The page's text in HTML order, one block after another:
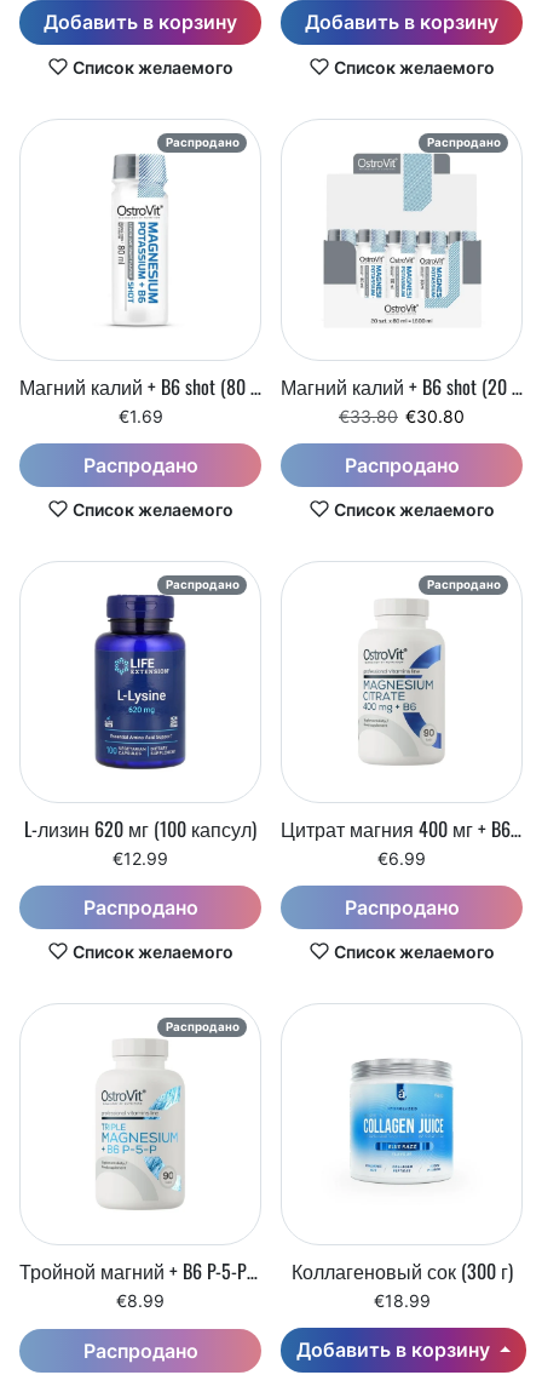
Добавить в корзину
Список желаемого
Добавить в корзину
Список желаемого
Распродано
Магний калий + B6 shot (80 мл)
€1.69
Распродано
Список желаемого
Распродано
Магний калий + B6 shot (20 x 80 мл)
Регулярная цена
€33.80 Цена со
€30.80
Распродано
Список желаемого
Распродано
L-лизин 620 мг (100 капсул)
€12.99
Распродано
Список желаемого
Распродано
Цитрат магния 400 мг + B6 (90 таблеток)
€6.99
Распродано
Список желаемого
Распродано
Тройной магний + B6 P-5-P (90 капсул)
€8.99
Распродано
Коллагеновый сок (300 г)
€18.99
Добавить в корзину